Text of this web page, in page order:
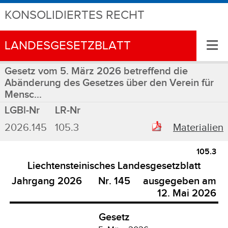
KONSOLIDIERTES RECHT
LANDESGESETZBLATT ≡
Gesetz vom 5. März 2026 betreffend die
Abänderung des Gesetzes über den Verein für
Mensc...
LGBl-Nr
LR-Nr
2026.145
105.3 Materialien